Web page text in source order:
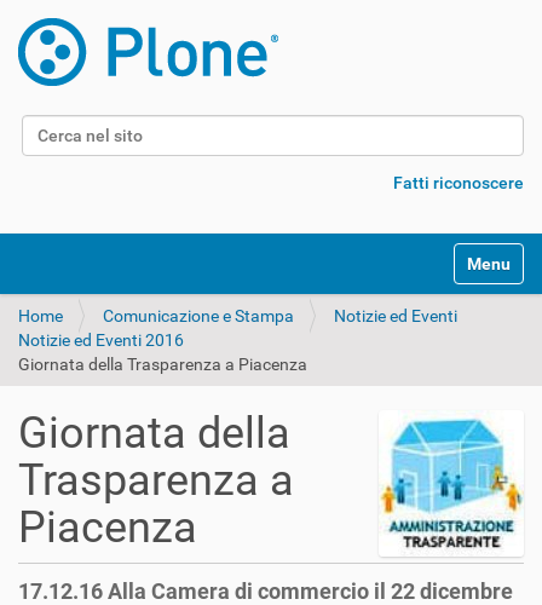
Cerca nel sito
Fatti riconoscere
Alterna
Home Comunicazione e Stampa
Notizie ed Eventi
Notizie ed Eventi 2016
Giornata della Trasparenza a Piacenza
Giornata della
Trasparenza a
Piacenza
17.12.16 Alla Camera di commercio il 22 dicembre